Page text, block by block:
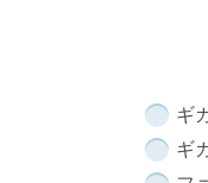
ギ
ギ